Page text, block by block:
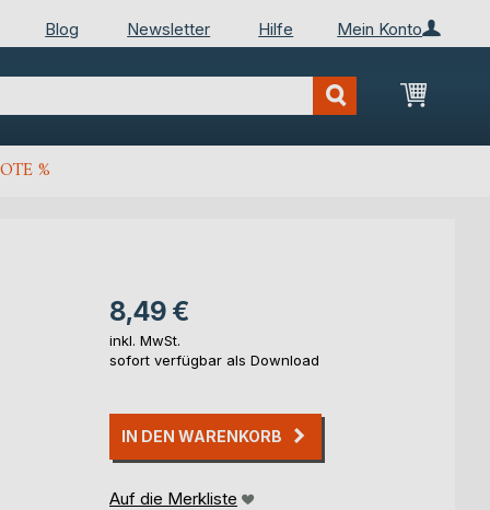
Mein Konto
Blog Newsletter Hilfe
Mein
%
8,49 €
inkl. MwSt.
sofort verfügbar als Download
IN DEN WARENKORB
Auf die Merkliste